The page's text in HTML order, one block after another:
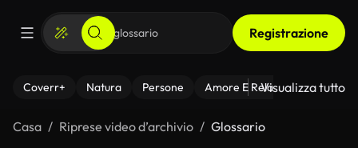
Registrazione
Coverr+ Natura Persone Amore E Relazioni Il
Visualizza tutto
Casa Riprese video d’archivio Glossario